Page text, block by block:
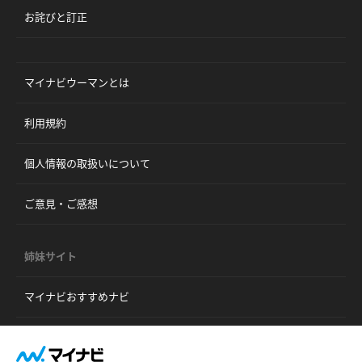
お詫びと訂正
マイナビウーマンとは
利用規約
個人情報の取扱いについて
ご意見・ご感想
姉妹サイト
マイナビおすすめナビ